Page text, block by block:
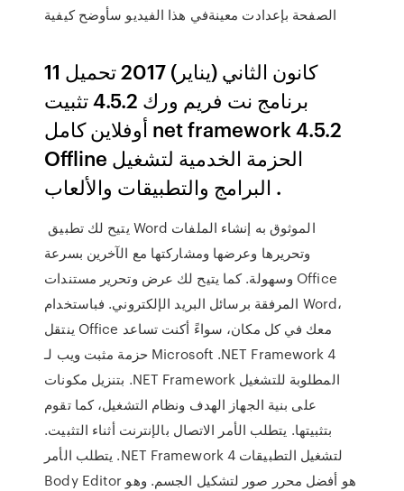
الصفحة بإعدادت معينةفي هذا الفيديو سأوضح كيفية
11 كانون الثاني (يناير) 2017 تحميل
برنامج نت فريم ورك 4.5.2 تثبيت
أوفلاين كامل net framework 4.5.2
Offline الحزمة الخدمية لتشغيل
البرامج والتطبيقات والألعاب .
يتيح لك تطبيق Word الموثوق به إنشاء الملفات
وتحريرها وعرضها ومشاركتها مع الآخرين بسرعة
وسهولة. كما يتيح لك عرض وتحرير مستندات Office
المرفقة برسائل البريد الإلكتروني. فباستخدام Word،
ينتقل Office معك في كل مكان، سواءً أكنت تساعد
حزمة مثبت ويب لـ Microsoft .NET Framework 4
بتنزيل مكونات .NET Framework المطلوبة للتشغيل
على بنية الجهاز الهدف ونظام التشغيل، كما تقوم
بتثبيتها. يتطلب الأمر الاتصال بالإنترنت أثناء التثبيت.
يتطلب الأمر .NET Framework 4 لتشغيل التطبيقات
Body Editor هو أفضل محرر صور لتشكيل الجسم. وهو